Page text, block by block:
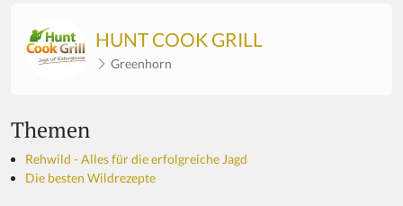
HUNT COOK GRILL
Greenhorn
Themen
Rehwild - Alles für die erfolgreiche Jagd
Die besten Wildrezepte